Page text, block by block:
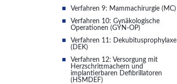
Verfahren 9: Mammachirurgie (MC)
Verfahren 10: Gynäkologische
Operationen (GYN-OP)
Verfahren 11: Dekubitusprophylaxe
(DEK)
Verfahren 12: Versorgung mit
Herzschrittmachern und
implantierbaren Defibrillatoren
(HSMDEF)